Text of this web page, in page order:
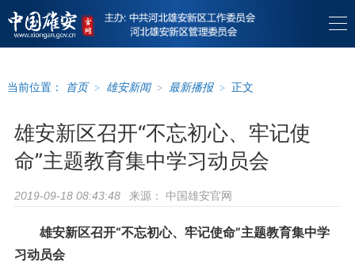
当前位置： 首页 > 雄安新闻 > 最新播报 > 正文
雄安新区召开“不忘初心、牢记使
命”主题教育集中学习动员会
2019-09-18 08:43:48 来源： 中国雄安官网
雄安新区召开“不忘初心、牢记使命”主题教育集中学
习动员会